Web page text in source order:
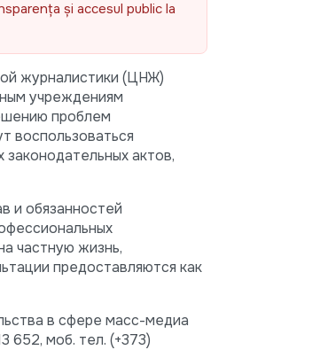
și accesul public la
журналистики (ЦНЖ)
учреждениям
проблем
воспользоваться
актов,
и обязанностей
частную жизнь,
предоставляются как
в сфере масс-медиа
652, моб. тел. (+373)